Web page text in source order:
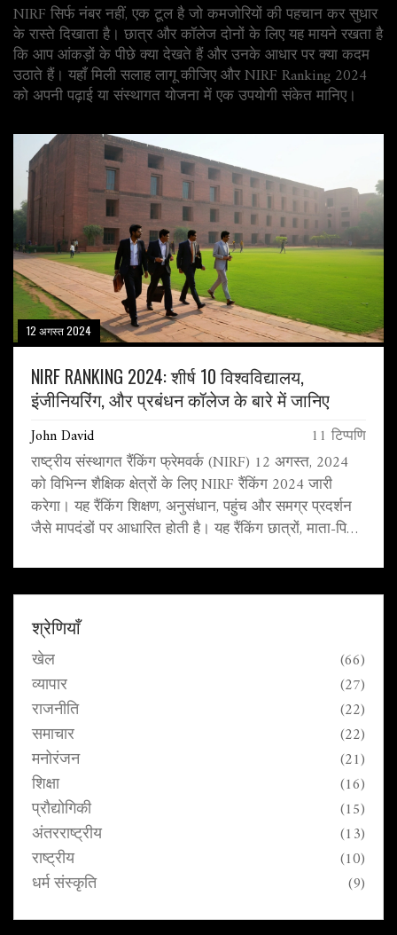
NIRF सिर्फ नंबर नहीं, एक टूल है जो कमजोरियों की पहचान कर सुधार
के रास्ते दिखाता है। छात्र और कॉलेज दोनों के लिए यह मायने रखता है
कि आप आंकड़ों के पीछे क्या देखते हैं और उनके आधार पर क्या कदम
उठाते हैं। यहाँ मिली सलाह लागू कीजिए और NIRF Ranking 2024
को अपनी पढ़ाई या संस्थागत योजना में एक उपयोगी संकेत मानिए।
12 अगस्त 2024
NIRF RANKING 2024: शीर्ष 10 विश्वविद्यालय,
इंजीनियरिंग, और प्रबंधन कॉलेज के बारे में जानिए
John David 11 टिप्पणि
राष्ट्रीय संस्थागत रैंकिंग फ्रेमवर्क (NIRF) 12 अगस्त, 2024
को विभिन्न शैक्षिक क्षेत्रों के लिए NIRF रैंकिंग 2024 जारी
करेगा। यह रैंकिंग शिक्षण, अनुसंधान, पहुंच और समग्र प्रदर्शन
जैसे मापदंडों पर आधारित होती है। यह रैंकिंग छात्रों, माता-पिता,
है।
श्रेणियाँ
खेल (66)
व्यापार (27)
राजनीति (22)
समाचार (22)
मनोरंजन (21)
शिक्षा (16)
प्रौद्योगिकी (15)
अंतरराष्ट्रीय (13)
राष्ट्रीय (10)
धर्म संस्कृति (9)